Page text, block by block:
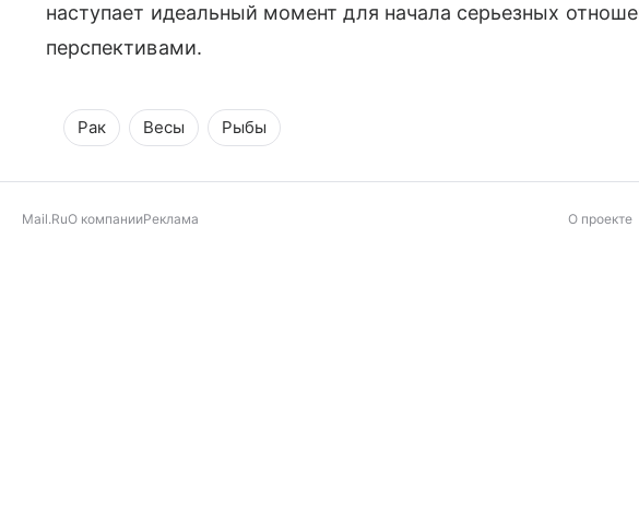
наступает идеальный момент для начала серьезных
перспективами.
Рак Весы Рыбы
Mail.RuО компанииРеклама О проекте